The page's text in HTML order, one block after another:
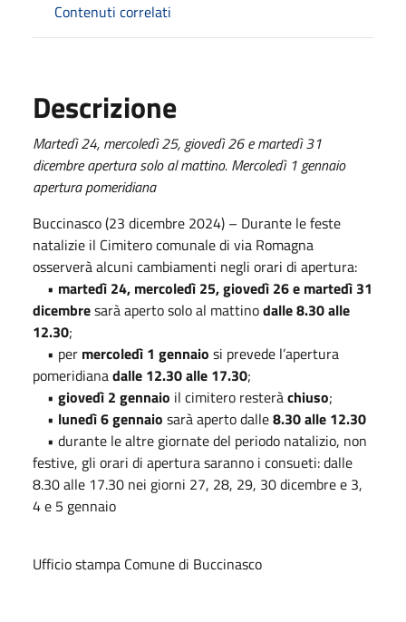
Contenuti correlati
Descrizione
Martedì 24, mercoledì 25, giovedì 26 e martedì 31
dicembre apertura solo al mattino. Mercoledì 1 gennaio
apertura pomeridiana
Buccinasco (23 dicembre 2024) – Durante le feste
natalizie il Cimitero comunale di via Romagna
osserverà alcuni cambiamenti negli orari di apertura:
• martedì 24, mercoledì 25, giovedì 26 e martedì 31
dicembresarà aperto solo al mattinodalle 8.30 alle
12.30;
• per mercoledì 1 gennaio si prevede l’apertura
pomeridianadalle 12.30 alle 17.30;
• giovedì 2 gennaio il cimitero resteràchiuso;
• lunedì 6 gennaio sarà aperto dalle8.30 alle 12.30
• durante le altre giornate del periodo natalizio, non
festive, gli orari di apertura saranno i consueti: dalle
8.30 alle 17.30 nei giorni 27, 28, 29, 30 dicembre e 3,
4 e 5 gennaio
Ufficio stampa Comune di Buccinasco